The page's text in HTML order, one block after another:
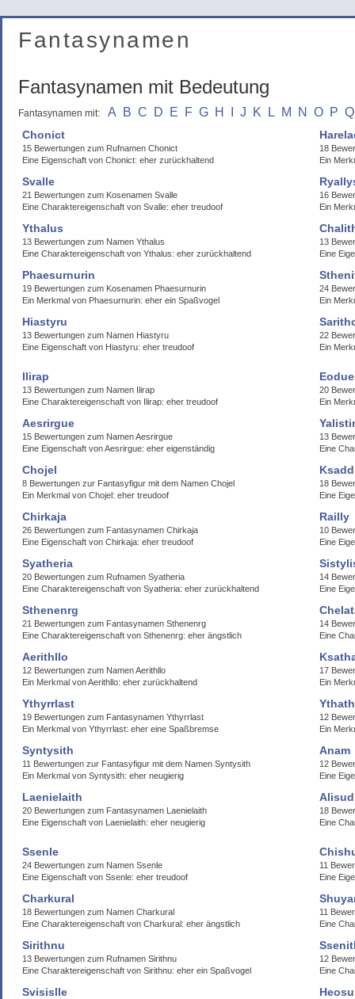
Fantasynamen
Fantasynamen mit Bedeutung
Fantasynamen mit: A B C D E F G H J K L M N O P Q
Chonict
15 Bewertungen zum Rufnamen Chonict
Eine Eigenschaft von Chonict: eher zurückhaltend
18
Ein
Svalle
21 Bewertungen zum Kosenamen Svalle
Eine Charaktereigenschaft von Svalle: eher treudoof
16
Ein
Ythalus
13 Bewertungen zum Namen Ythalus
Eine Charaktereigenschaft von Ythalus: eher zurückhaltend
13
Eine
Phaesurnurin
19 Bewertungen zum Kosenamen Phaesurnurin
Ein Merkmal von Phaesurnurin: eher ein Spaßvogel
24
Ein
Hiastyru
13 Bewertungen zum Namen Hiastyru
Eine Eigenschaft von Hiastyru: eher treudoof
22
Ein
Ilirap
13 Bewertungen zum Namen Ilirap
Eine Charaktereigenschaft von Ilirap: eher treudoof
20
Ein
Aesrirgue
15 Bewertungen zum Namen Aesrirgue
Eine Eigenschaft von Aesrirgue: eher eigenständig
13
Eine
Chojel
8 Bewertungen zur Fantasyfigur mit dem Namen Chojel
Ein Merkmal von Chojel: eher treudoof
18
Eine
Chirkaja
26 Bewertungen zum Fantasynamen Chirkaja
Eine Eigenschaft von Chirkaja: eher treudoof
Railly
10
Eine
Syatheria
20 Bewertungen zum Rufnamen Syatheria
Eine Charaktereigenschaft von Syatheria: eher zurückhaltend
14
Eine
Sthenenrg
21 Bewertungen zum Fantasynamen Sthenenrg
Eine Charaktereigenschaft von Sthenenrg: eher ängstlich
14
Eine
Aerithllo
12 Bewertungen zum Namen Aerithllo
Ein Merkmal von Aerithllo: eher zurückhaltend
17
Ein
Ythyrrlast
19 Bewertungen zum Fantasynamen Ythyrrlast
Ein Merkmal von Ythyrrlast: eher eine Spaßbremse
12
Ein
Syntysith
11 Bewertungen zur Fantasyfigur mit dem Namen Syntysith
Ein Merkmal von Syntysith: eher neugierig
Anam
12
Eine
Laenielaith
20 Bewertungen zum Fantasynamen Laenielaith
Eine Eigenschaft von Laenielaith: eher neugierig
18
Eine
Ssenle
24 Bewertungen zum Namen Ssenle
Eine Eigenschaft von Ssenle: eher treudoof
11
Eine
Charkural
18 Bewertungen zum Namen Charkural
Eine Charaktereigenschaft von Charkural: eher ängstlich
11
Eine
Sirithnu
13 Bewertungen zum Rufnamen Sirithnu
Eine Charaktereigenschaft von Sirithnu: eher ein Spaßvogel
12
Eine
Svisislle